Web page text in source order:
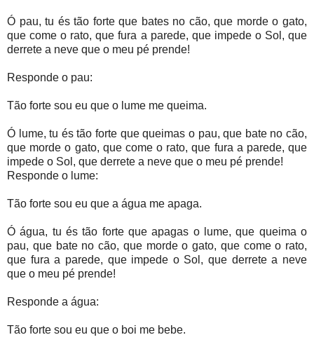
Ó pau, tu és tão forte que bates no cão, que morde o gato,
que come o rato, que fura a parede, que impede o Sol, que
derrete a neve que o meu pé prende!
Responde o pau:
Tão forte sou eu que o lume me queima.
Ó lume, tu és tão forte que queimas o pau, que bate no cão,
que morde o gato, que come o rato, que fura a parede, que
impede o Sol, que derrete a neve que o meu pé prende!
Responde o lume:
Tão forte sou eu que a água me apaga.
Ó água, tu és tão forte que apagas o lume, que queima o
pau, que bate no cão, que morde o gato, que come o rato,
que fura a parede, que impede o Sol, que derrete a neve
que o meu pé prende!
Responde a água:
Tão forte sou eu que o boi me bebe.